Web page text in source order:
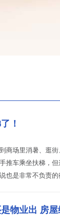
！
商场里消暑、逛
推车乘坐扶梯，
也是非常不负责
物业出 房